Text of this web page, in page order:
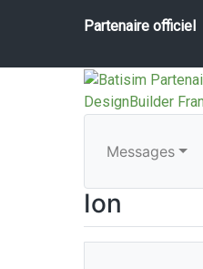
Partenaire officiel
Messages
Ion